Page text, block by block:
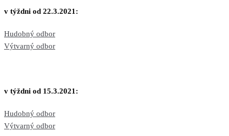
v týždni od 22.3.2021:
Hudobný odbor
Výtvarný odbor
v týždni od 15.3.2021:
Hudobný odbor
Výtvarný odbor